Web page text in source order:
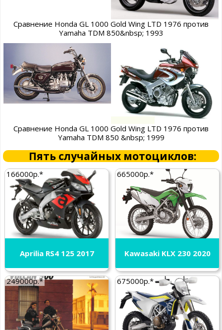
Сравнение Honda GL 1000 Gold Wing LTD 1976 против
Yamaha TDM 850&nbsp; 1993
Сравнение Honda GL 1000 Gold Wing LTD 1976 против
Yamaha TDM 850 &nbsp; 1999
Пять случайных мотоциклов:
166000р.*
Aprilia RS4 125 2017
665000р.*
Kawasaki KLX 230 2020
249000р.* 675000р.*